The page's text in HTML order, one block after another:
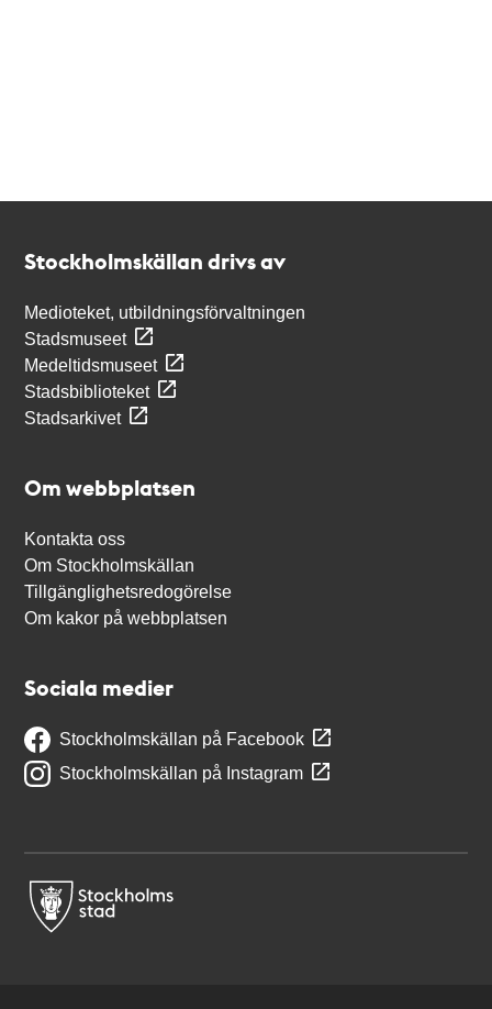
Stockholmskällan drivs av
Medioteket, utbildningsförvaltningen
Stadsmuseet
Medeltidsmuseet
Stadsbiblioteket
Stadsarkivet
Om webbplatsen
Kontakta oss
Om Stockholmskällan
Tillgänglighetsredogörelse
Om kakor på webbplatsen
Sociala medier
Stockholmskällan på Facebook
Stockholmskällan på Instagram